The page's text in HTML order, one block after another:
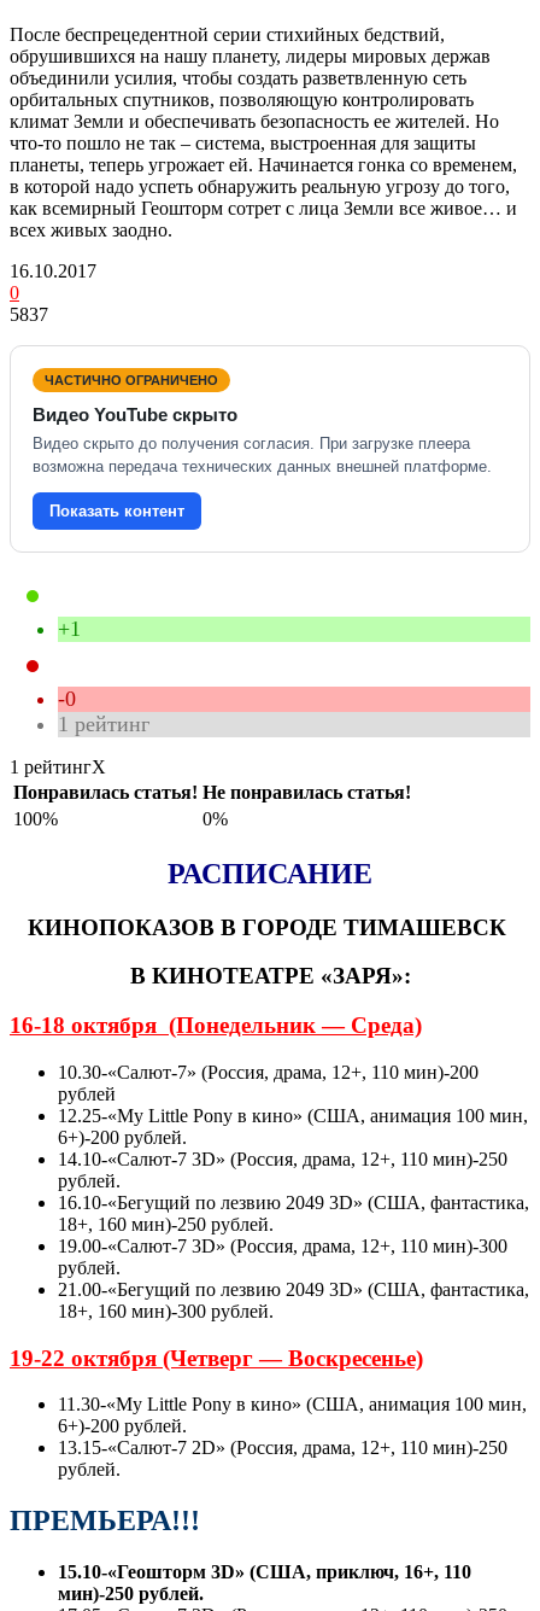
После беспрецедентной серии стихийных бедствий,
обрушившихся на нашу планету, лидеры мировых держав
объединили усилия, чтобы создать разветвленную сеть
орбитальных спутников, позволяющую контролировать
климат Земли и обеспечивать безопасность ее жителей. Но
что-то пошло не так – система, выстроенная для защиты
планеты, теперь угрожает ей. Начинается гонка со временем,
в которой надо успеть обнаружить реальную угрозу до того,
как всемирный Геошторм сотрет с лица Земли все живое… и
всех живых заодно.
16.10.2017
0
5837
ЧАСТИЧНО ОГРАНИЧЕНО
Видео YouTube скрыто
Видео скрыто до получения согласия. При загрузке плеера
возможна передача технических данных внешней платформе.
Показать контент
+1
-0
1 рейтинг
1 рейтингX
Понравилась статья! Не понравилась статья!
100%
0%
РАСПИСАНИЕ
КИНОПОКАЗОВ В ГОРОДЕ ТИМАШЕВСК
В КИНОТЕАТРЕ «ЗАРЯ»:
16-18 октября (Понедельник — Среда)
10.30-«Салют-7» (Россия, драма, 12+, 110 мин)-200
рублей
12.25-«My Little Pony в кино» (США, анимация 100 мин,
6+)-200 рублей.
14.10-«Салют-7 3D» (Россия, драма, 12+, 110 мин)-250
рублей.
16.10-«Бегущий по лезвию 2049 3D» (США, фантастика,
18+, 160 мин)-250 рублей.
19.00-«Салют-7 3D» (Россия, драма, 12+, 110 мин)-300
рублей.
21.00-«Бегущий по лезвию 2049 3D» (США, фантастика,
18+, 160 мин)-300 рублей.
19-22 октября (Четверг — Воскресенье)
11.30-«My Little Pony в кино» (США, анимация 100 мин,
6+)-200 рублей.
13.15-«Салют-7 2D» (Россия, драма, 12+, 110 мин)-250
рублей.
ПРЕМЬЕРА!!!
15.10-«Геошторм 3D» (США, приключ, 16+, 110
мин)-250 рублей.